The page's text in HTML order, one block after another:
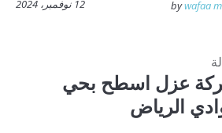
12 نوفمبر، 2024 bywafaa
عزل اسطح بحي
الرياض